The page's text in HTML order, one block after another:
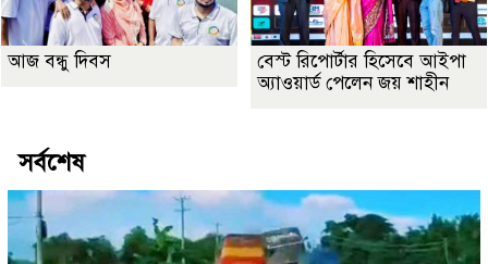
আজ বন্ধু দিবস
বেস্ট রিপোর্টার হিসেবে আইপা
অ্যাওয়ার্ড পেলেন জয় শাহীন
সর্বশেষ